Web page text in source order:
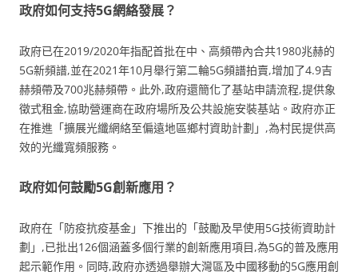
政府如何支持5G網絡發展？
政府已在2019/2020年指配首批在中、高頻帶內合共1980兆赫的
5G新頻譜,並在2021年10月舉行第二輪5G頻譜拍賣,增加了4.9吉
赫頻帶及700兆赫頻帶。此外,政府還簡化了基站申請流程,提供象
徵式租金,協助營運商在政府場所及公共設施安裝基站。政府亦正
在推進「擴展光纖網絡至偏遠地區鄉村資助計劃」,為村民提供高
效的光纖寬頻服務。
政府如何鼓勵5G創新應用？
政府在「防疫抗疫基金」下推出的「鼓勵及早使用5G技術資助計
劃」,已批出126個涵蓋多個行業的創新應用項目,為5G的普及應用
起示範作用。同時,政府亦透過舉辦大灣區及中國移動的5G應用創